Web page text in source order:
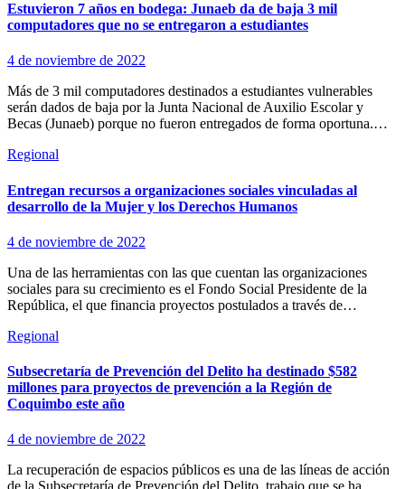
Estuvieron 7 años en bodega: Junaeb da de baja 3 mil
computadores que no se entregaron a estudiantes
4 de noviembre de 2022
Más de 3 mil computadores destinados a estudiantes vulnerables
serán dados de baja por la Junta Nacional de Auxilio Escolar y
Becas (Junaeb) porque no fueron entregados de forma oportuna.…
Regional
Entregan recursos a organizaciones sociales vinculadas al
desarrollo de la Mujer y los Derechos Humanos
4 de noviembre de 2022
Una de las herramientas con las que cuentan las organizaciones
sociales para su crecimiento es el Fondo Social Presidente de la
República, el que financia proyectos postulados a través de…
Regional
Subsecretaría de Prevención del Delito ha destinado $582
millones para proyectos de prevención a la Región de
Coquimbo este año
4 de noviembre de 2022
La recuperación de espacios públicos es una de las líneas de acción